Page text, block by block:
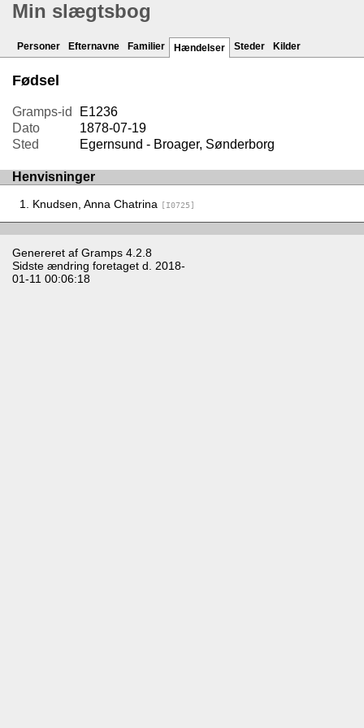
Min slægtsbog
Personer Efternavne Familier Hændelser Steder Kilder
Fødsel
Gramps-id
E1236
Dato
1878-07-19
Sted
Egernsund - Broager, Sønderborg
Henvisninger
Knudsen, Anna Chatrina [I0725]
Genereret af Gramps 4.2.8
Sidste ændring foretaget d. 2018-
01-11 00:06:18